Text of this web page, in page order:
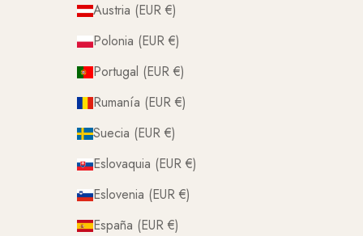
Austria (EUR €)
Polonia (EUR €)
Portugal (EUR €)
Rumanía (EUR €)
Suecia (EUR €)
Eslovaquia (EUR €)
Eslovenia (EUR €)
España (EUR €)